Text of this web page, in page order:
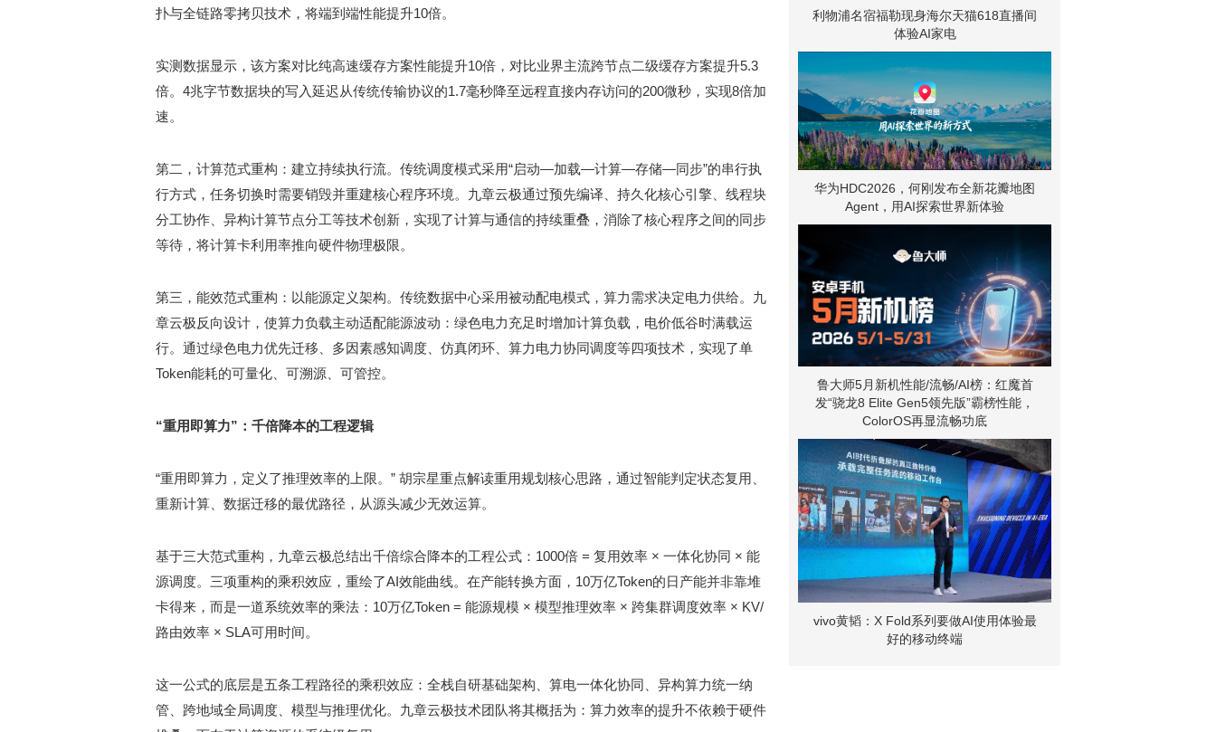
扑与全链路零拷贝技术，将端到端性能提升10倍。
实测数据显示，该方案对比纯高速缓存方案性能提升10倍，对比业界主流跨节点二级缓存方案提升5.3
倍。4兆字节数据块的写入延迟从传统传输协议的1.7毫秒降至远程直接内存访问的200微秒，实现8倍加
速。
第二，计算范式重构：建立持续执行流。传统调度模式采用“启动—加载—计算—存储—同步”的串行执
行方式，任务切换时需要销毁并重建核心程序环境。九章云极通过预先编译、持久化核心引擎、线程块
分工协作、异构计算节点分工等技术创新，实现了计算与通信的持续重叠，消除了核心程序之间的同步
等待，将计算卡利用率推向硬件物理极限。
第三，能效范式重构：以能源定义架构。传统数据中心采用被动配电模式，算力需求决定电力供给。九
章云极反向设计，使算力负载主动适配能源波动：绿色电力充足时增加计算负载，电价低谷时满载运
行。通过绿色电力优先迁移、多因素感知调度、仿真闭环、算力电力协同调度等四项技术，实现了单
Token能耗的可量化、可溯源、可管控。
“重用即算力”：千倍降本的工程逻辑
“重用即算力，定义了推理效率的上限。” 胡宗星重点解读重用规划核心思路，通过智能判定状态复用、
重新计算、数据迁移的最优路径，从源头减少无效运算。
基于三大范式重构，九章云极总结出千倍综合降本的工程公式：1000倍 = 复用效率 × 一体化协同 × 能
源调度。三项重构的乘积效应，重绘了AI效能曲线。在产能转换方面，10万亿Token的日产能并非靠堆
卡得来，而是一道系统效率的乘法：10万亿Token = 能源规模 × 模型推理效率 × 跨集群调度效率 × KV/
路由效率 × SLA可用时间。
这一公式的底层是五条工程路径的乘积效应：全栈自研基础架构、算电一体化协同、异构算力统一纳
管、跨地域全局调度、模型与推理优化。九章云极技术团队将其概括为：算力效率的提升不依赖于硬件
利物浦名宿福勒现身海尔天猫618直播间
体验AI家电
华为HDC2026，何刚发布全新花瓣地图
Agent，用AI探索世界新体验
鲁大师5月新机性能/流畅/AI榜：红魔首
发“骁龙8 Elite Gen5领先版”霸榜性能，
ColorOS再显流畅功底
vivo黄韬：X Fold系列要做AI使用体验最
好的移动终端